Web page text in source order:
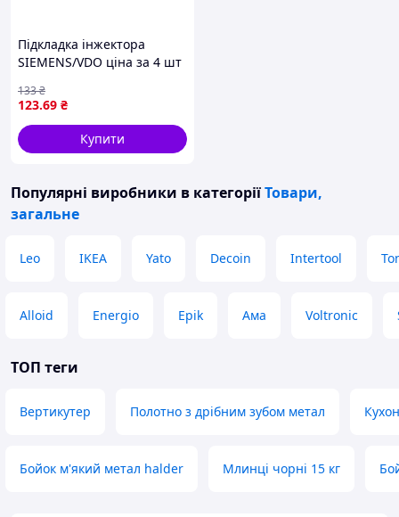
Підкладка інжектора
SIEMENS/VDO ціна за 4 шт
зовнішній діаметр 12,6мм,
товщина 2,5мм) AUDI A1,
A3, A4
123.69 ₴
133₴
Купити
Популярні виробники в категоріїТовари,
загальне
Leo IKEA Yato Decoin Intertool
Alloid Energio Epik Ама Voltronic
ТОП теги
Вертикутер Полотно з дрібним зубом метал
Бойок м'який метал halder Млинці чорні 15 кг